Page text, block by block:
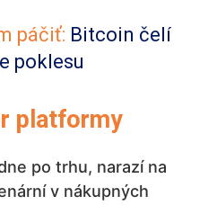
páčiť: Bitcoin čelí
poklesu
platformy
po trhu, narazí na
v nákupných